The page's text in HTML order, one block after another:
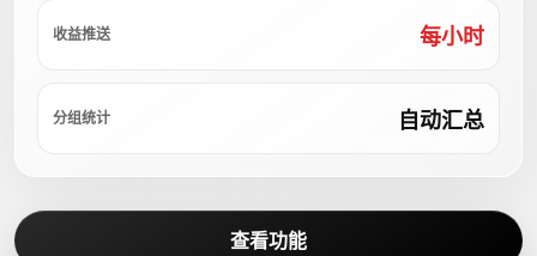
收益推送 每小时
分组统计 自动汇总
查看功能